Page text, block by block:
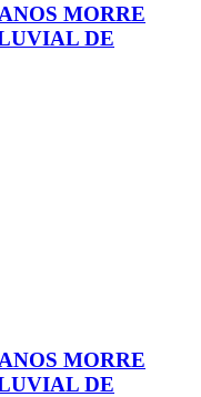
MORRE
DE
MORRE
DE